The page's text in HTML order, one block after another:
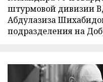
штурмовой дивизии
Абдулазиза
подразделения на